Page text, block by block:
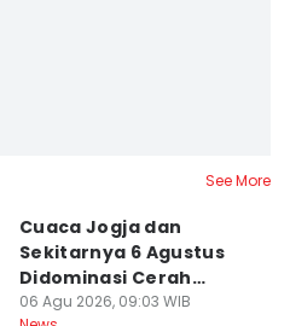
See More
Cuaca Jogja dan
Sekitarnya 6 Agustus
Didominasi Cerah
Berawan
06 Agu 2026, 09:03 WIB